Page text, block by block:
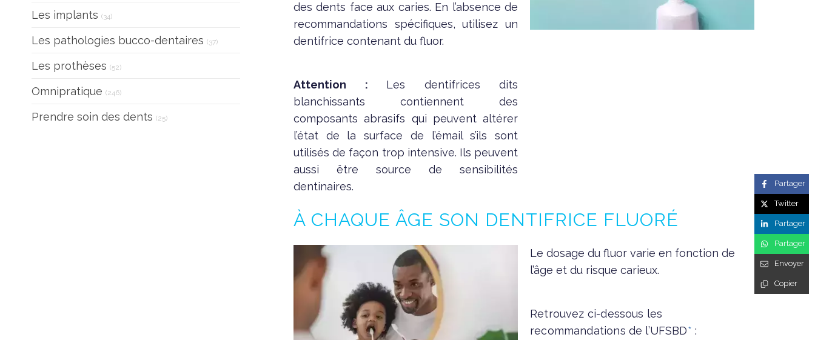
des dents face aux caries. En l’absence de
recommandations spécifiques, utilisez un
dentifrice contenant du fluor.
Attention : Les dentifrices dits
blanchissants contiennent des
composants abrasifs qui peuvent altérer
l’état de la surface de l’émail s’ils sont
utilisés de façon trop intensive. Ils peuvent
aussi être source de sensibilités
dentinaires.
À CHAQUE ÂGE SON DENTIFRICE FLUORÉ
Le dosage du fluor varie en fonction de
l’âge et du risque carieux.
Retrouvez ci-dessous les
recommandations de l’UFSBD* :
Partager
Twitter
Partager
Partager
Envoyer
Copier
Les implants (34)
Les pathologies bucco-dentaires (37)
Les prothèses (52)
Omnipratique (246)
Prendre soin des dents (25)